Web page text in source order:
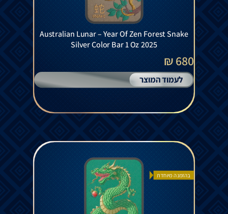
Australian Lunar – Year Of Zen Forest Snake
Silver Color Bar 1 Oz 2025
680 ₪
לעמוד המוצר
בהזמנה מיוחדת